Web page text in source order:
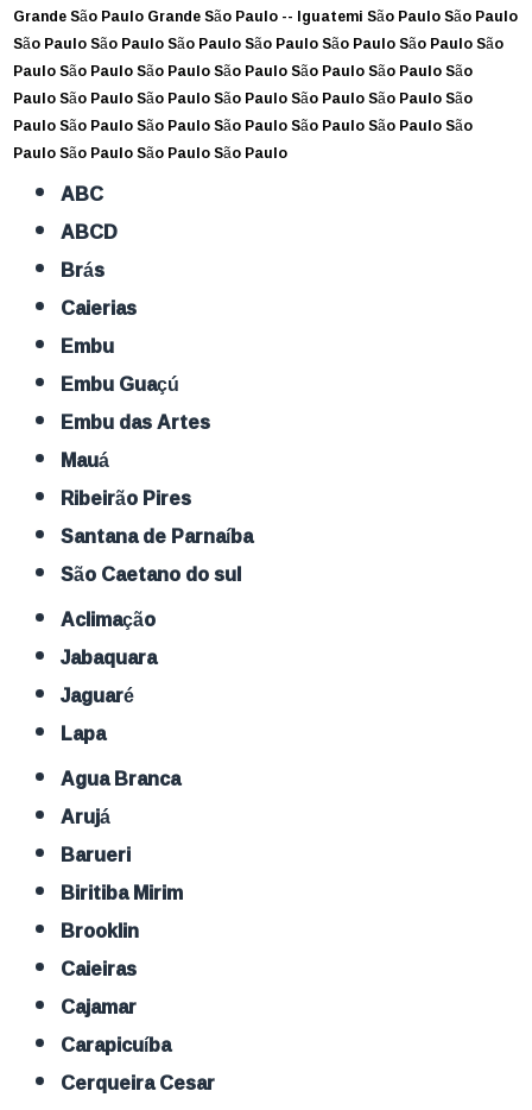
Grande São PauloGrande São Paulo -- IguatemiSão PauloSão Paulo
São PauloSão PauloSão PauloSão PauloSão PauloSão PauloSão
PauloSão PauloSão PauloSão PauloSão PauloSão PauloSão
PauloSão PauloSão PauloSão PauloSão PauloSão PauloSão
PauloSão PauloSão PauloSão PauloSão PauloSão PauloSão
PauloSão PauloSão PauloSão Paulo
ABC
ABCD
Brás
Caierias
Embu
Embu Guaçú
Embu das Artes
Mauá
Ribeirão Pires
Santana de Parnaíba
São Caetano do sul
Aclimação
Jabaquara
Jaguaré
Lapa
Agua Branca
Arujá
Barueri
Biritiba Mirim
Brooklin
Caieiras
Cajamar
Carapicuíba
Cerqueira Cesar